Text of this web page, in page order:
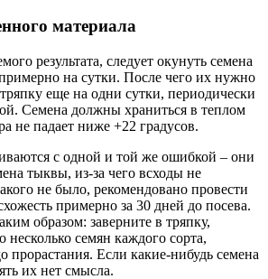
материала
результата, следует окунуть семена
на сутки. После чего их нужно
еще на одни сутки, периодически
Семена должны храниться в теплом
не падает ниже +22 градусов.
с одной и той же ошибкой – они
тыквы, из-за чего всходы не
не было, рекомендовано провести
примерно за 30 дней до посева.
образом: заверните в тряпку,
семян каждого сорта,
прорастания. Если какие-нибудь семена
их нет смысла.